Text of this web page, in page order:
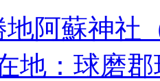
地阿蘇神社
地：球磨郡